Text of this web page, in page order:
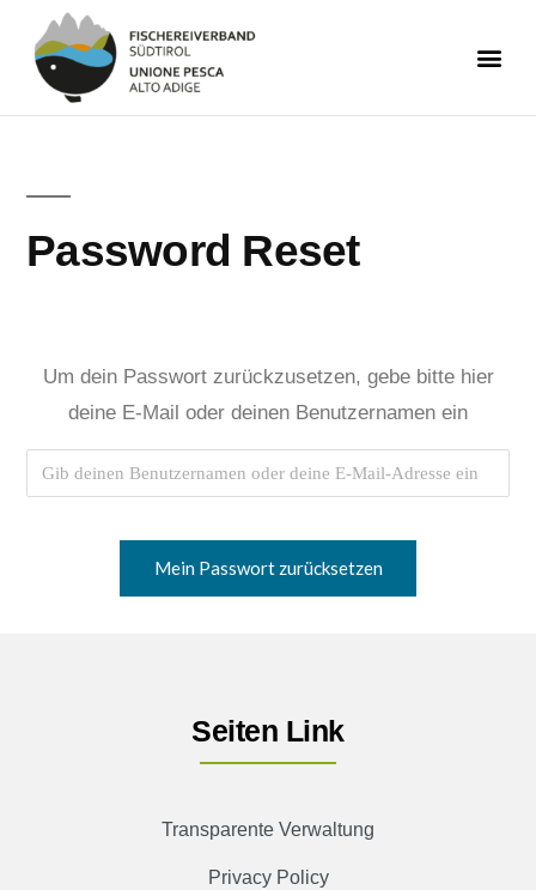
Password Reset
Um dein Passwort zurückzusetzen, gebe bitte hier
deine E-Mail oder deinen Benutzernamen ein
Seiten Link
Transparente Verwaltung
Privacy Policy